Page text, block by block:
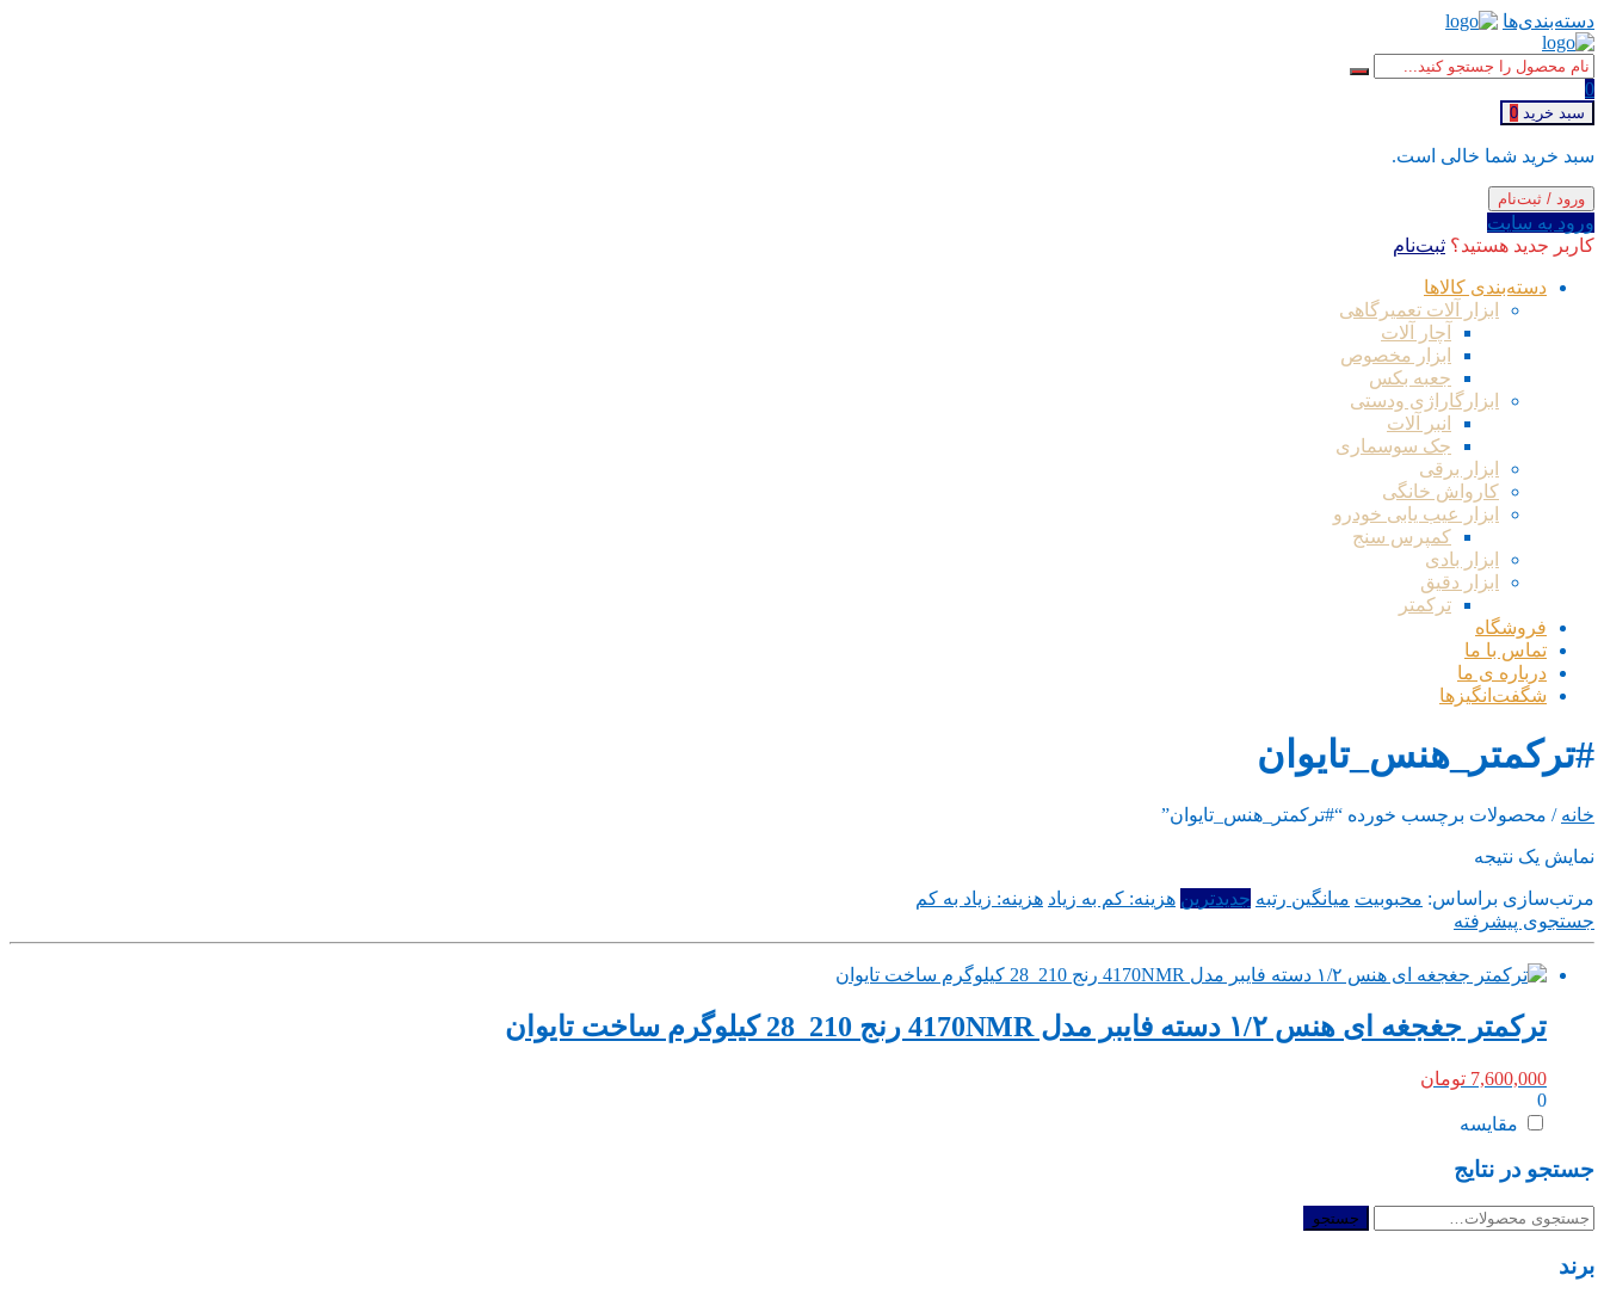
دسته‌بندی‌ها
0
سبد خرید 0
سبد خرید شما خالی است.
ورود / ثبت‌نام
ورود به سایت
کاربر جدید هستید؟ ثبت‌نام
دسته‌بندی کالاها
ابزار آلات تعمیرگاهی
آچار آلات
ابزار مخصوص
جعبه بکس
ابزارگاراژی ودستی
انبر آلات
جک سوسماری
ابزار برقی
کارواش خانگی
ابزار عیب یابی خودرو
کمپرس سنج
ابزار بادی
ابزار دقیق
ترکمتر
فروشگاه
تماس با ما
درباره ی ما
شگفت‌انگیزها
#ترکمتر_هنس_تایوان
خانه / محصولات برچسب خورده “#ترکمتر_هنس_تایوان”
نمایش یک نتیجه
مرتب‌سازی براساس: محبوبیت میانگین رتبه جدیدترین هزینه: کم به زیاد هزینه: زیاد به کم
جستجوی پیشرفته
ترکمتر جغجغه ای هنس ۱/۲ دسته فایبر مدل 4170NMR رنج 210_28 کیلوگرم ساخت تایوان
7,600,000 تومان
0
مقایسه
جستجو در نتایج
جستجو
جستجو
برند